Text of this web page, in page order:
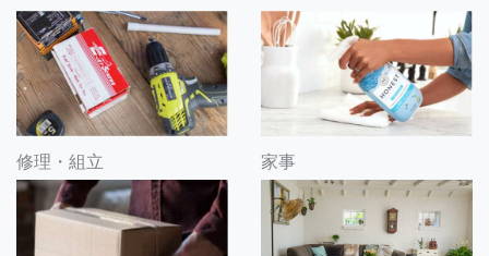
修理・組立 家事